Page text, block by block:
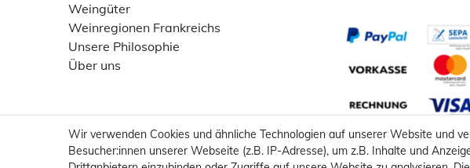
Weingüter
Weinregionen Frankreichs
Unsere Philosophie
Über uns
Mehr Informationen
Wir verwenden Cookies und ähnliche Technologien auf unserer Website und
Besucher:innen unserer Webseite (z.B. IP-Adresse), um z.B. Inhalte und